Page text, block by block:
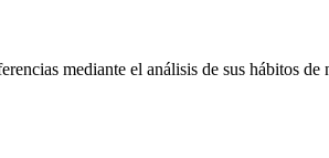
mediante el análisis de sus hábitos